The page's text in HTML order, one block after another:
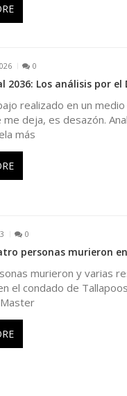
0
2036: Los análisis por
realizado en un
deja, es desazón.
más
0
personas murieron
murieron y varias
el condado de